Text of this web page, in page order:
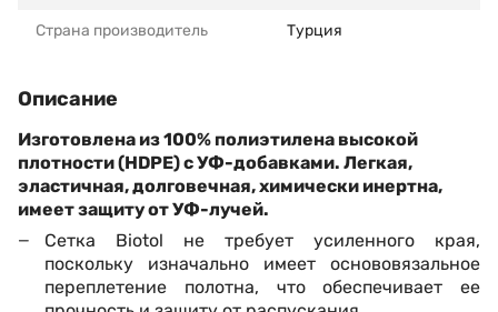
Страна производитель Турция
Описание
Изготовлена из 100% полиэтилена высокой
плотности (HDPE) с УФ-добавками. Легкая,
эластичная, долговечная, химически инертна,
имеет защиту от УФ-лучей.
Сетка Biotol не требует усиленного края,
поскольку изначально имеет основовязальное
переплетение полотна, что обеспечивает ее